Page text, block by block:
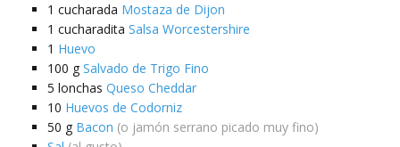
1 cucharada Mostaza de Dijon
1 cucharadita Salsa Worcestershire
1 Huevo
100 g Salvado de Trigo Fino
5 lonchas Queso Cheddar
10 Huevos de Codorniz
50 g Bacon (o jamón serrano picado muy fino)